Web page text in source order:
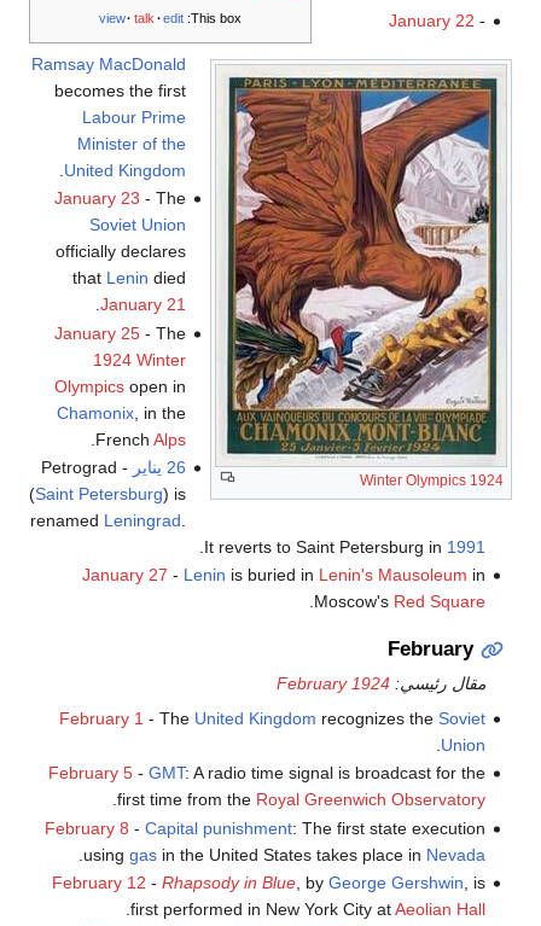
This box:
view talk edit
1924 Winter Olympics
January 22 -
Ramsay MacDonald
becomes the first
Labour Prime
Minister of the
United Kingdom
January 23 - The
Soviet Union
officially declares
that Lenin died
January 21
.
January 25 - The
1924 Winter
Olympics open in
Chamonix , in the
FrenchAlps
26 يناير
- Petrograd
(Saint Petersburg) is
renamed Leningrad
It reverts to Saint Petersburg in 1991
January 27 - Lenin is buried in Lenin's Mausoleum in
Moscow's Red Square
.
February
مقال رئيسي:February 1924
February 1 - The United Kingdom recognizes the Soviet
Union
February 5- GMT: A radio time signal is broadcast for the
first time from the Royal Greenwich Observatory
.
February 8 - Capital punishment: The first state execution
using gasin the United States takes place in Nevada
February 12 - Rhapsody in Blue, by George Gershwin , is
first performed in New York City atAeolian Hall